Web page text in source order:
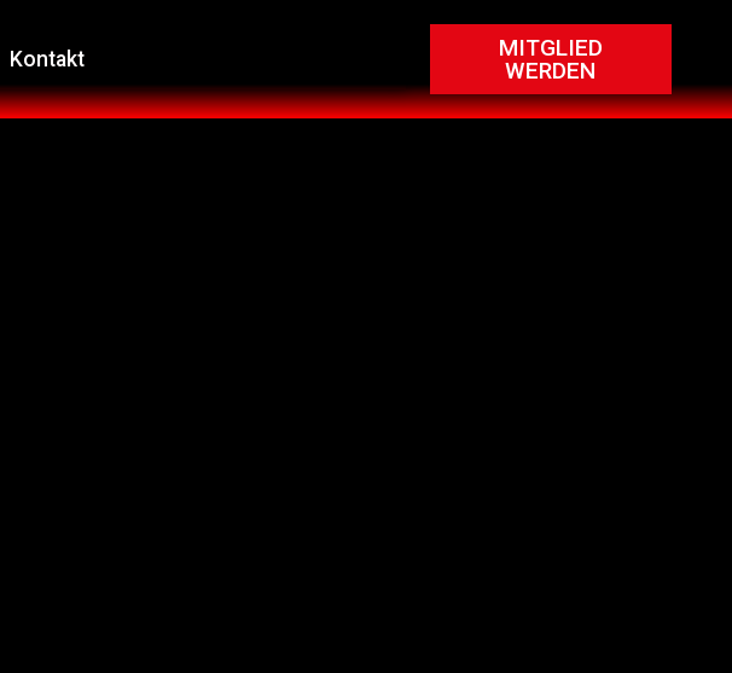
Kontakt
MITGLIED
WERDEN